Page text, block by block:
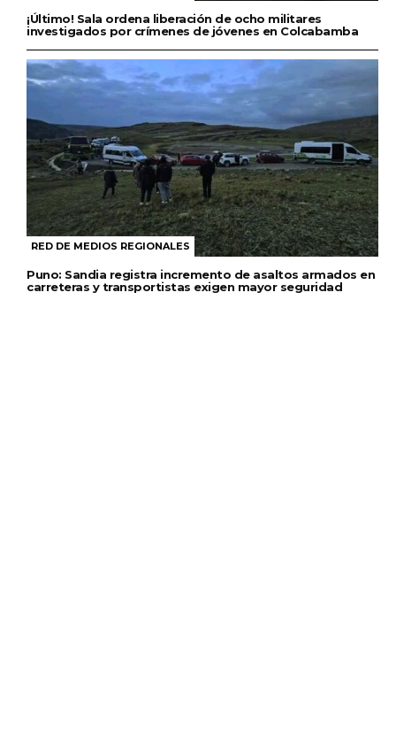
¡Último! Sala ordena liberación de ocho militares
investigados por crímenes de jóvenes en Colcabamba
RED DE MEDIOS REGIONALES
Puno: Sandia registra incremento de asaltos armados en
carreteras y transportistas exigen mayor seguridad